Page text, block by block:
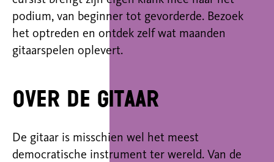
podium, van beginner tot gevorderde. Bezoek
het optreden en ontdek zelf wat maanden
gitaarspelen oplevert.
Over de gitaar
De gitaar is misschien wel het meest
democratische instrument ter wereld. Van de